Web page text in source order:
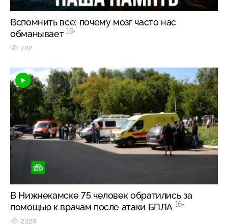
Вспомнить все: почему мозг часто нас
обманывает 16+
702
В Нижнекамске 75 человек обратились за
помощью к врачам после атаки БПЛА 16+
2329